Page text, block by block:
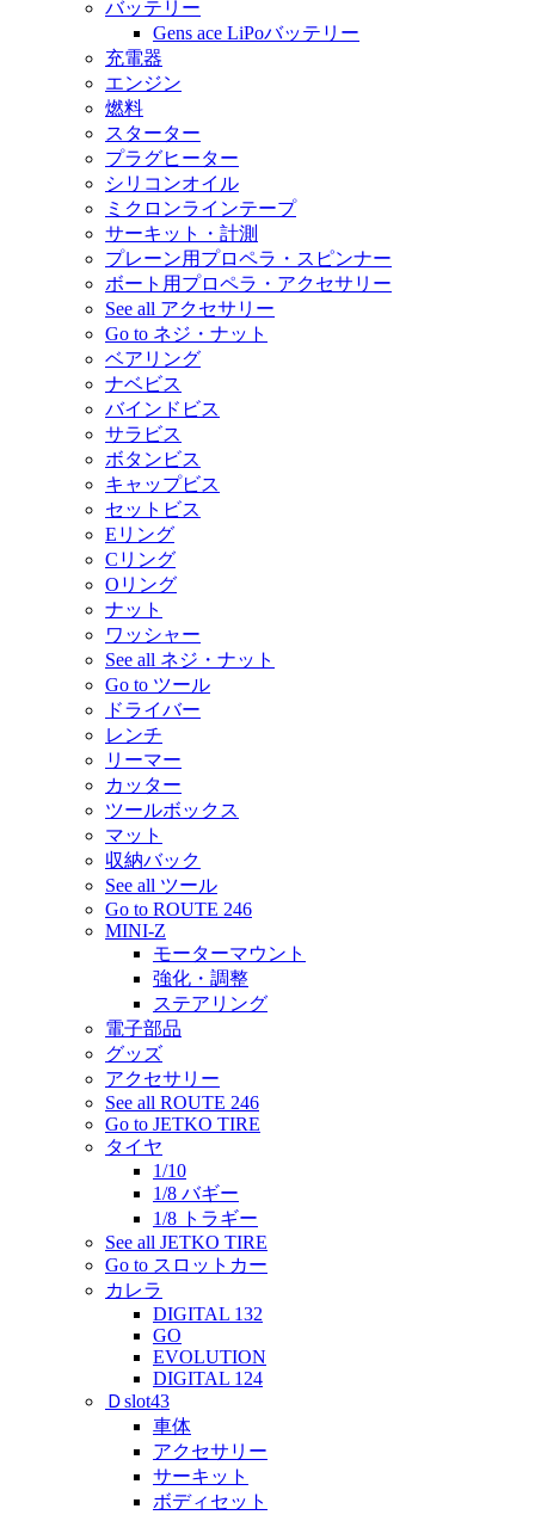
バッテリー
Gens ace LiPoバッテリー
充電器
エンジン
燃料
スターター
プラグヒーター
シリコンオイル
ミクロンラインテープ
サーキット・計測
プレーン用プロペラ・スピンナー
ボート用プロペラ・アクセサリー
See all アクセサリー
Go to ネジ・ナット
ベアリング
ナベビス
バインドビス
サラビス
ボタンビス
キャップビス
セットビス
Eリング
Cリング
Oリング
ナット
ワッシャー
See all ネジ・ナット
Go to ツール
ドライバー
レンチ
リーマー
カッター
ツールボックス
マット
収納バック
See all ツール
Go to ROUTE 246
MINI-Z
モーターマウント
強化・調整
ステアリング
電子部品
グッズ
アクセサリー
See all ROUTE 246
Go to JETKO TIRE
タイヤ
1/10
1/8 バギー
1/8 トラギー
See all JETKO TIRE
Go to スロットカー
カレラ
DIGITAL 132
GO
EVOLUTION
DIGITAL 124
Ｄslot43
車体
アクセサリー
サーキット
ボディセット